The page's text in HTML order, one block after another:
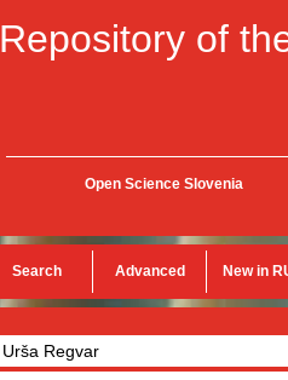
Repository of
Open Science Slovenia
Search Advanced New in